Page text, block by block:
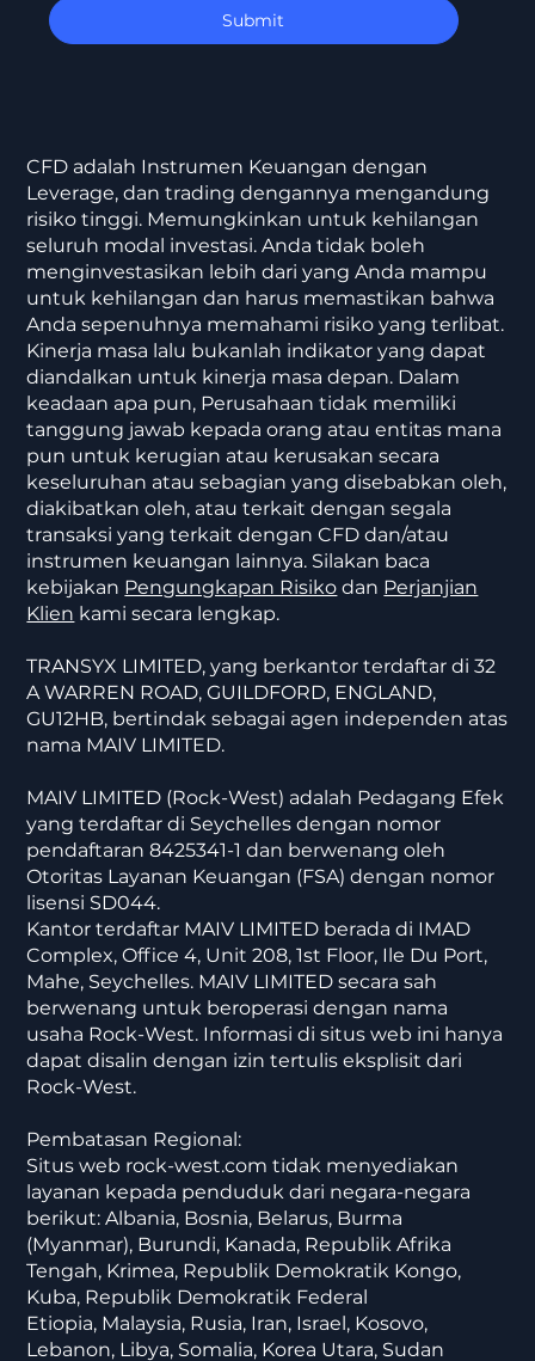
Submit
CFD adalah Instrumen Keuangan dengan
Leverage, dan trading dengannya mengandung
risiko tinggi. Memungkinkan untuk kehilangan
seluruh modal investasi. Anda tidak boleh
menginvestasikan lebih dari yang Anda mampu
untuk kehilangan dan harus memastikan bahwa
Anda sepenuhnya memahami risiko yang terlibat.
Kinerja masa lalu bukanlah indikator yang dapat
diandalkan untuk kinerja masa depan. Dalam
keadaan apa pun, Perusahaan tidak memiliki
tanggung jawab kepada orang atau entitas mana
pun untuk kerugian atau kerusakan secara
keseluruhan atau sebagian yang disebabkan oleh,
diakibatkan oleh, atau terkait dengan segala
transaksi yang terkait dengan CFD dan/atau
instrumen keuangan lainnya. Silakan baca
kebijakan Pengungkapan Risiko dan Perjanjian
Klien kami secara lengkap.
TRANSYX LIMITED, yang berkantor terdaftar di 32
A WARREN ROAD, GUILDFORD, ENGLAND,
GU12HB, bertindak sebagai agen independen atas
nama MAIV LIMITED.
MAIV LIMITED (Rock-West) adalah Pedagang Efek
yang terdaftar di Seychelles dengan nomor
pendaftaran 8425341-1 dan berwenang oleh
Otoritas Layanan Keuangan (FSA) dengan nomor
lisensi SD044.
Kantor terdaftar MAIV LIMITED berada di IMAD
Complex, Office 4, Unit 208, 1st Floor, Ile Du Port,
Mahe, Seychelles. MAIV LIMITED secara sah
berwenang untuk beroperasi dengan nama
usaha Rock-West. Informasi di situs web ini hanya
dapat disalin dengan izin tertulis eksplisit dari
Rock-West.
Pembatasan Regional:
Situs web rock-west.com tidak menyediakan
layanan kepada penduduk dari negara-negara
berikut: Albania, Bosnia, Belarus, Burma
(Myanmar), Burundi, Kanada, Republik Afrika
Tengah, Krimea, Republik Demokratik Kongo,
Kuba, Republik Demokratik Federal
Etiopia, Malaysia, Rusia, Iran, Israel, Kosovo,
Lebanon, Libya, Somalia, Korea Utara, Sudan